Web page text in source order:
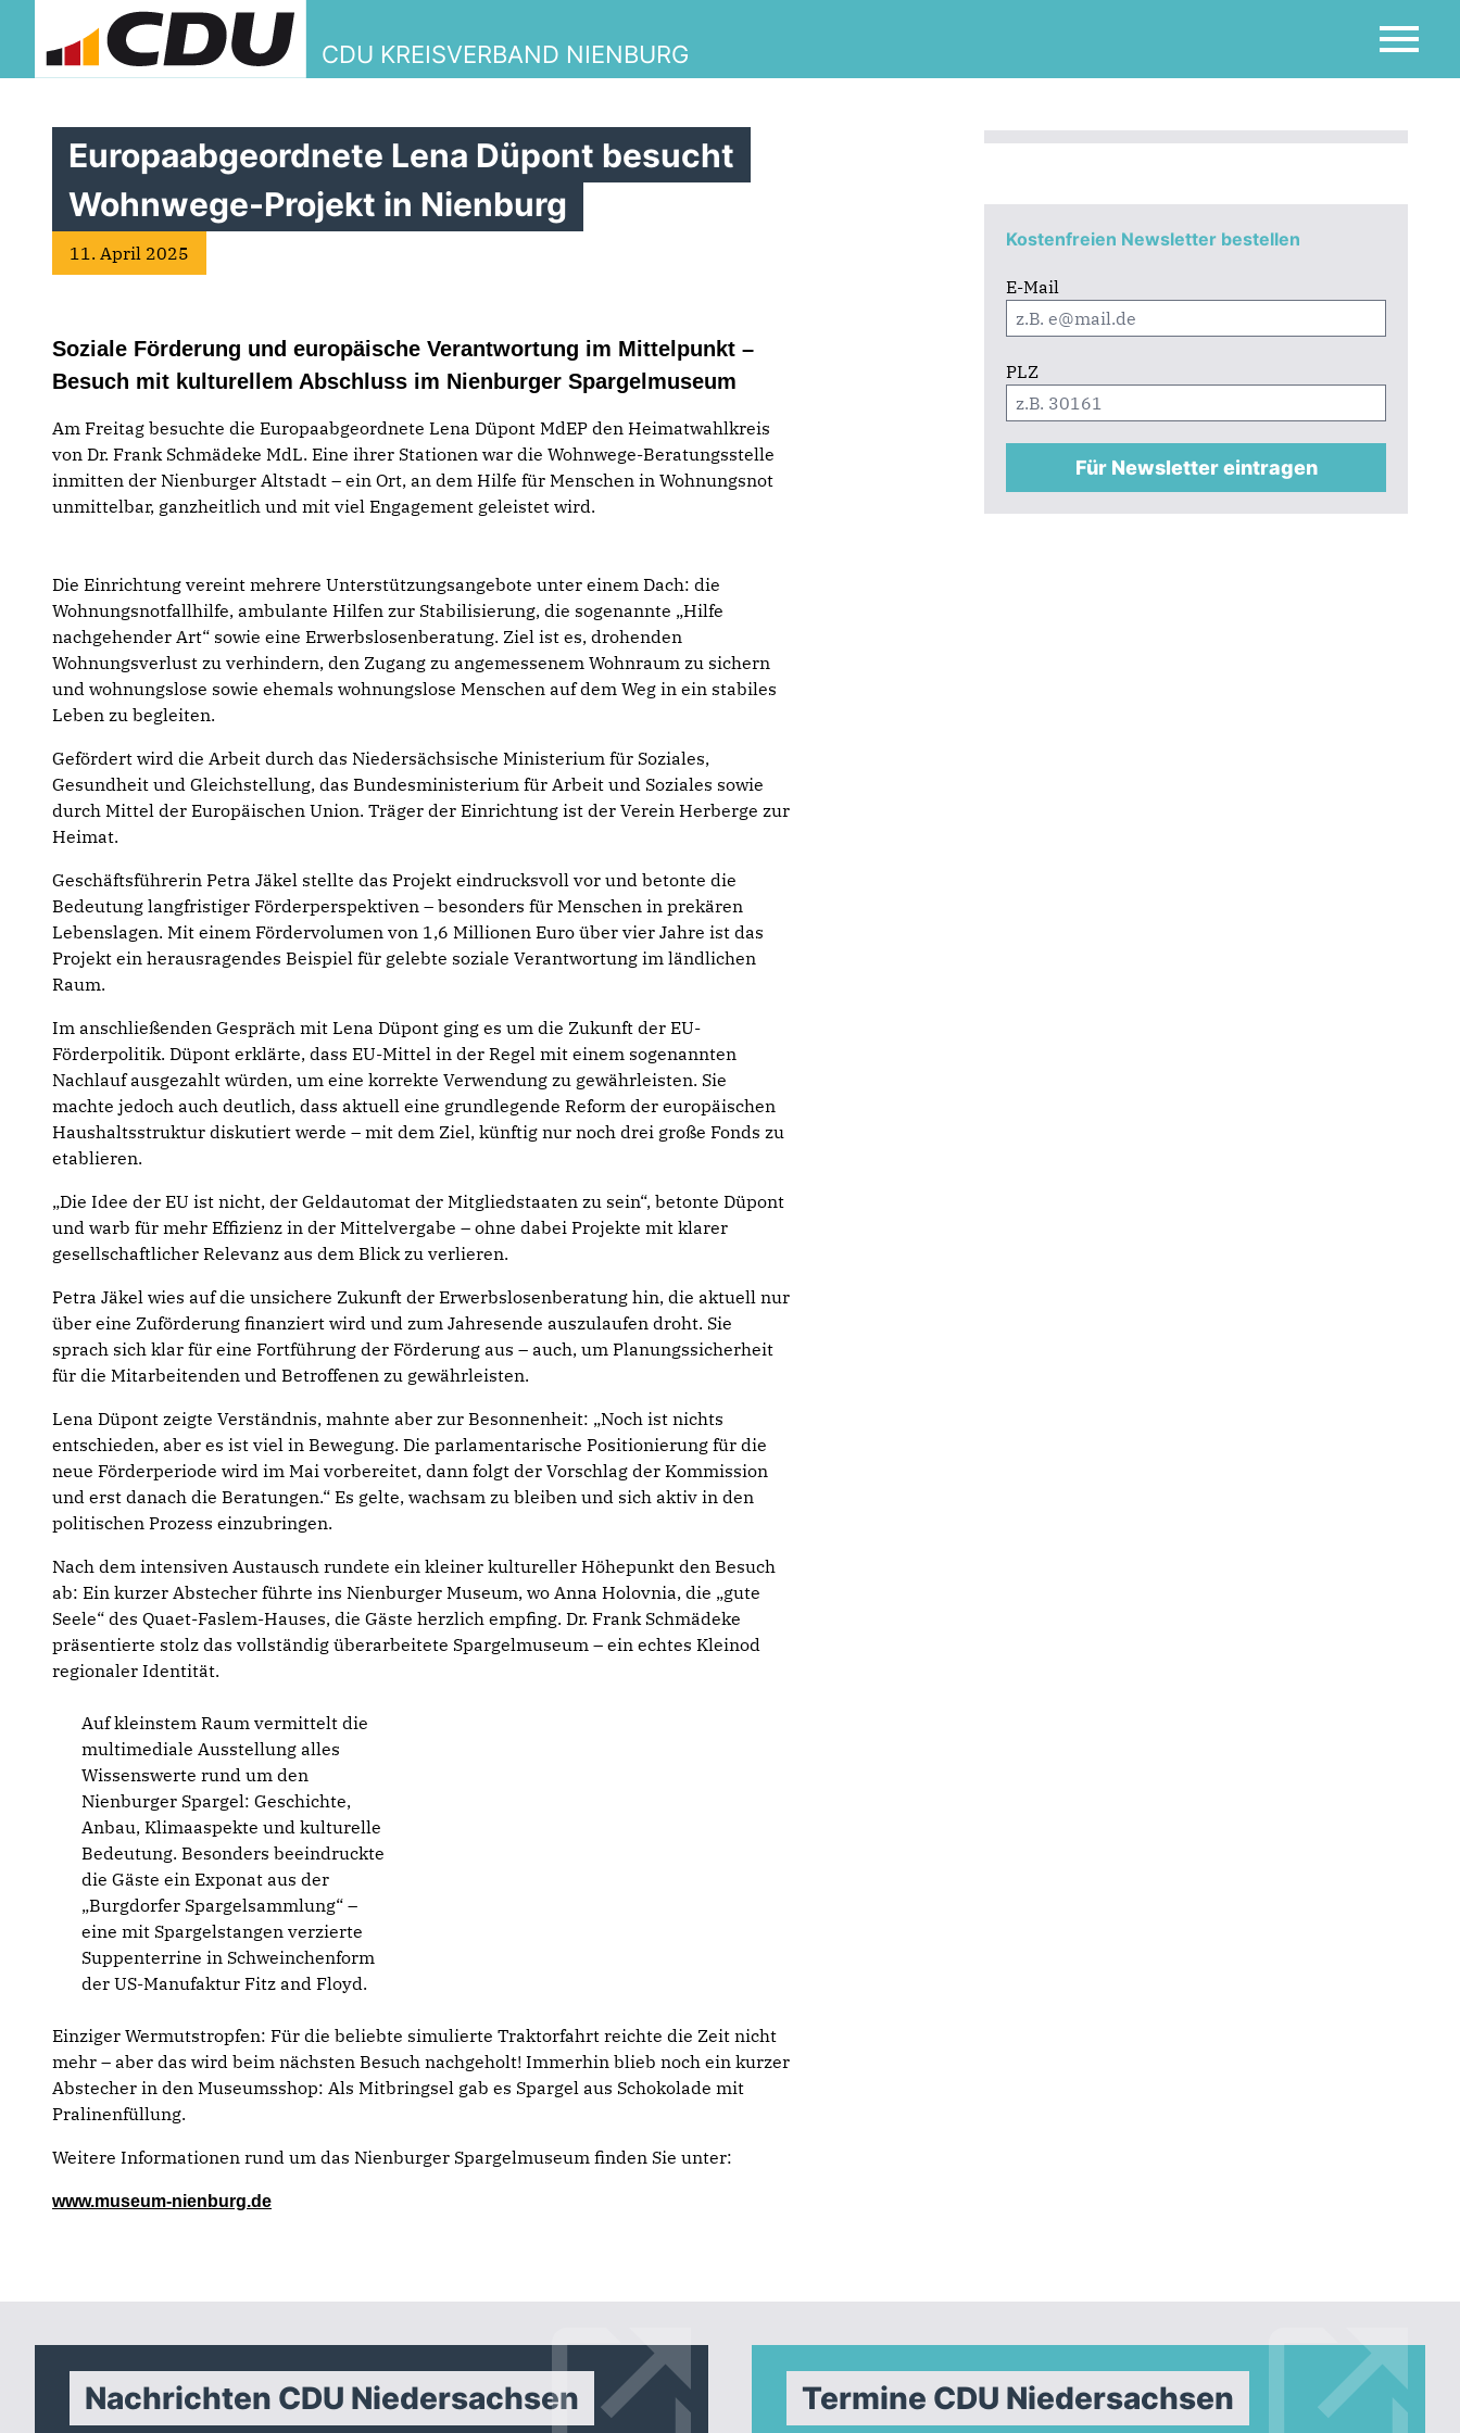
CDU KREISVERBAND NIENBURG
Kostenfreien Newsletter bestellen
E-Mail
PLZ
Für Newsletter eintragen
Europaabgeordnete Lena Düpont besucht
Wohnwege-Projekt in Nienburg
11. April 2025
Soziale Förderung und europäische Verantwortung im Mittelpunkt –
Besuch mit kulturellem Abschluss im Nienburger Spargelmuseum
Am Freitag besuchte die Europaabgeordnete Lena Düpont MdEP den Heimatwahlkreis
von Dr. Frank Schmädeke MdL. Eine ihrer Stationen war die Wohnwege-Beratungsstelle
inmitten der Nienburger Altstadt – ein Ort, an dem Hilfe für Menschen in Wohnungsnot
unmittelbar, ganzheitlich und mit viel Engagement geleistet wird.
Die Einrichtung vereint mehrere Unterstützungsangebote unter einem Dach: die
Wohnungsnotfallhilfe, ambulante Hilfen zur Stabilisierung, die sogenannte „Hilfe
nachgehender Art“ sowie eine Erwerbslosenberatung. Ziel ist es, drohenden
Wohnungsverlust zu verhindern, den Zugang zu angemessenem Wohnraum zu sichern
und wohnungslose sowie ehemals wohnungslose Menschen auf dem Weg in ein stabiles
Leben zu begleiten.
Gefördert wird die Arbeit durch das Niedersächsische Ministerium für Soziales,
Gesundheit und Gleichstellung, das Bundesministerium für Arbeit und Soziales sowie
durch Mittel der Europäischen Union. Träger der Einrichtung ist der Verein Herberge zur
Heimat.
Geschäftsführerin Petra Jäkel stellte das Projekt eindrucksvoll vor und betonte die
Bedeutung langfristiger Förderperspektiven – besonders für Menschen in prekären
Lebenslagen. Mit einem Fördervolumen von 1,6 Millionen Euro über vier Jahre ist das
Projekt ein herausragendes Beispiel für gelebte soziale Verantwortung im ländlichen
Raum.
Im anschließenden Gespräch mit Lena Düpont ging es um die Zukunft der EU-
Förderpolitik. Düpont erklärte, dass EU-Mittel in der Regel mit einem sogenannten
Nachlauf ausgezahlt würden, um eine korrekte Verwendung zu gewährleisten. Sie
machte jedoch auch deutlich, dass aktuell eine grundlegende Reform der europäischen
Haushaltsstruktur diskutiert werde – mit dem Ziel, künftig nur noch drei große Fonds zu
etablieren.
„Die Idee der EU ist nicht, der Geldautomat der Mitgliedstaaten zu sein“, betonte Düpont
und warb für mehr Effizienz in der Mittelvergabe – ohne dabei Projekte mit klarer
gesellschaftlicher Relevanz aus dem Blick zu verlieren.
Petra Jäkel wies auf die unsichere Zukunft der Erwerbslosenberatung hin, die aktuell nur
über eine Zuförderung finanziert wird und zum Jahresende auszulaufen droht. Sie
sprach sich klar für eine Fortführung der Förderung aus – auch, um Planungssicherheit
für die Mitarbeitenden und Betroffenen zu gewährleisten.
Lena Düpont zeigte Verständnis, mahnte aber zur Besonnenheit: „Noch ist nichts
entschieden, aber es ist viel in Bewegung. Die parlamentarische Positionierung für die
neue Förderperiode wird im Mai vorbereitet, dann folgt der Vorschlag der Kommission
und erst danach die Beratungen.“ Es gelte, wachsam zu bleiben und sich aktiv in den
politischen Prozess einzubringen.
Nach dem intensiven Austausch rundete ein kleiner kultureller Höhepunkt den Besuch
ab: Ein kurzer Abstecher führte ins Nienburger Museum, wo Anna Holovnia, die „gute
Seele“ des Quaet-Faslem-Hauses, die Gäste herzlich empfing. Dr. Frank Schmädeke
präsentierte stolz das vollständig überarbeitete Spargelmuseum – ein echtes Kleinod
regionaler Identität.
Auf kleinstem Raum vermittelt die
multimediale Ausstellung alles
Wissenswerte rund um den
Nienburger Spargel: Geschichte,
Anbau, Klimaaspekte und kulturelle
Bedeutung. Besonders beeindruckte
die Gäste ein Exponat aus der
„Burgdorfer Spargelsammlung“ –
eine mit Spargelstangen verzierte
Suppenterrine in Schweinchenform
der US-Manufaktur Fitz and Floyd.
Einziger Wermutstropfen: Für die beliebte simulierte Traktorfahrt reichte die Zeit nicht
mehr – aber das wird beim nächsten Besuch nachgeholt! Immerhin blieb noch ein kurzer
Abstecher in den Museumsshop: Als Mitbringsel gab es Spargel aus Schokolade mit
Pralinenfüllung.
Weitere Informationen rund um das Nienburger Spargelmuseum finden Sie unter:
www.museum-nienburg.de
Nachrichten CDU Niedersachsen Termine CDU Niedersachsen